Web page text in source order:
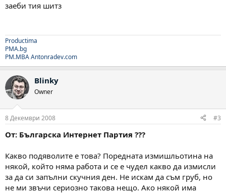
заеби тия шитз
Productima
PMA.bg
PM.MBAAntonradev.com
Blinky
Owner
8 Декември 2008 #3
От: Българска Интернет Партия ???
Какво подяволите е това? Поредната измишльотина на
някой, който няма работа и се е чудел какво да измисли
за да си запълни скучния ден. Не искам да съм груб, но
не ми звъчи сериозно такова нещо. Ако някой има